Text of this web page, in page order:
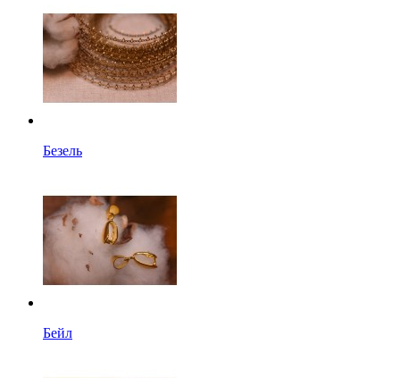
Безель
Бейл